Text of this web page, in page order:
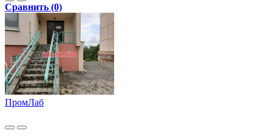
Сравнить (0)
ПромЛаб